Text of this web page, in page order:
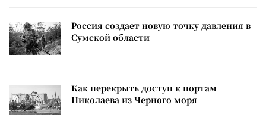
Россия создает новую точку давления в
Сумской области
Как перекрыть доступ к портам
Николаева из Черного моря